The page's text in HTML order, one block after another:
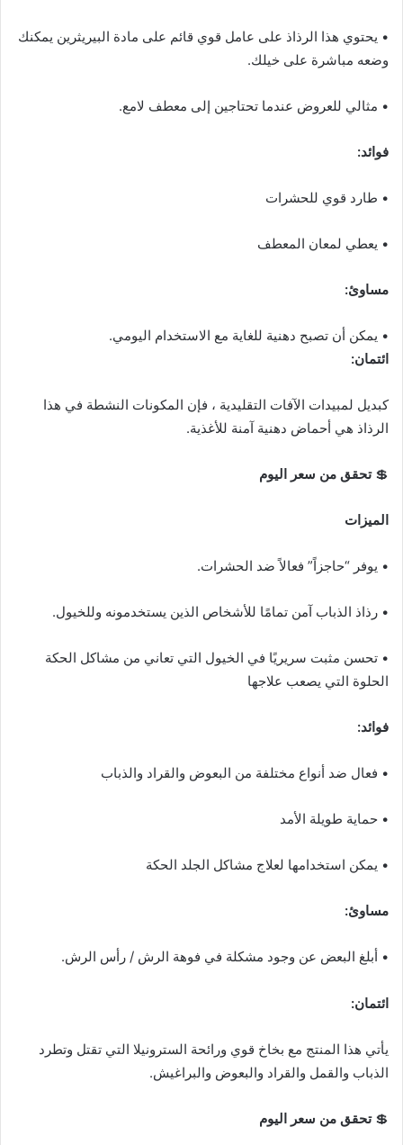
• يحتوي هذا الرذاذ على عامل قوي قائم على مادة البيريثرين يمكنك
وضعه مباشرة على خيلك.
• مثالي للعروض عندما تحتاجين إلى معطف لامع.
فوائد:
• طارد قوي للحشرات
• يعطي لمعان المعطف
مساوئ:
• يمكن أن تصبح دهنية للغاية مع الاستخدام اليومي.
ائتمان:
كبديل لمبيدات الآفات التقليدية ، فإن المكونات النشطة في هذا
الرذاذ هي أحماض دهنية آمنة للأغذية.
💲تحقق من سعر اليوم
الميزات
• يوفر “حاجزاً” فعالاً ضد الحشرات.
• رذاذ الذباب آمن تمامًا للأشخاص الذين يستخدمونه وللخيول.
• تحسن مثبت سريريًا في الخيول التي تعاني من مشاكل الحكة
الحلوة التي يصعب علاجها
فوائد:
• فعال ضد أنواع مختلفة من البعوض والقراد والذباب
• حماية طويلة الأمد
• يمكن استخدامها لعلاج مشاكل الجلد الحكة
مساوئ:
• أبلغ البعض عن وجود مشكلة في فوهة الرش / رأس الرش.
ائتمان:
يأتي هذا المنتج مع بخاخ قوي ورائحة السترونيلا التي تقتل وتطرد
الذباب والقمل والقراد والبعوض والبراغيش.
💲تحقق من سعر اليوم